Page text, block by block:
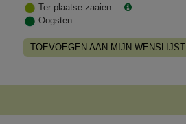
Ter plaatse zaaien
Oogsten
TOEVOEGEN AAN MIJN WENSLIJST